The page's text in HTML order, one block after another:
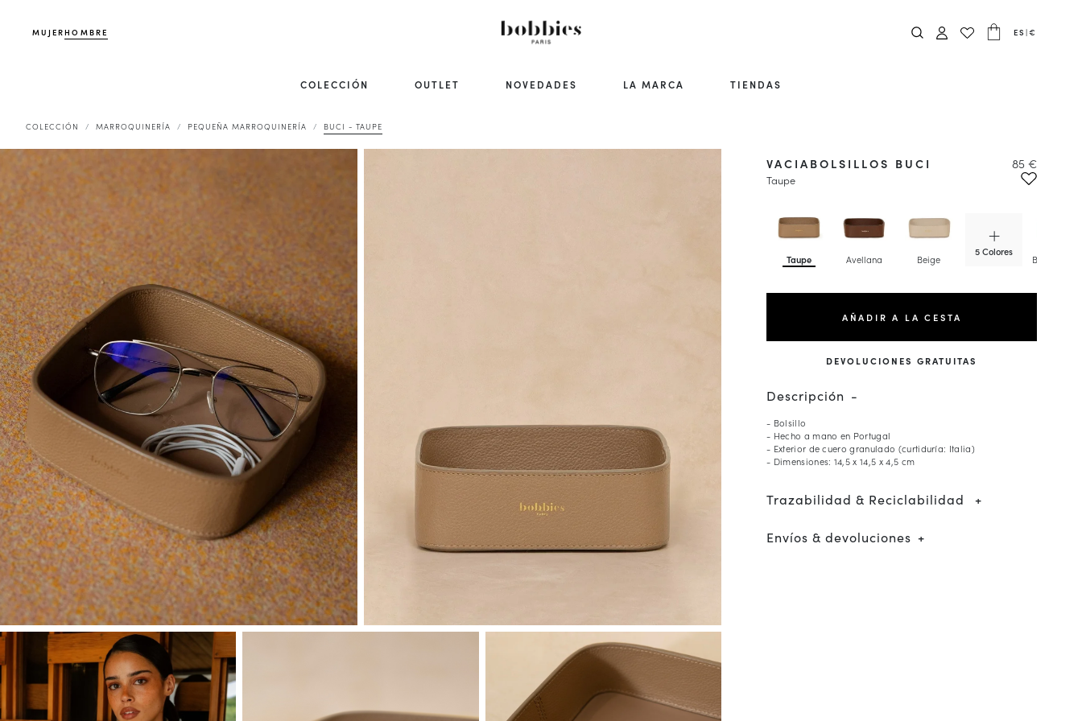
MUJERHOMBRE ES |€
COLECCIÓN OUTLET NOVEDADES LA MARCA TIENDAS
COLECCIÓN MARROQUINERÍA PEQUEÑA MARROQUINERÍA BUCI - TAUPE
Taupe Avellana Beige
5 Colores
Bleu
VACIABOLSILLOS BUCI
Taupe
85 €
AÑADIR A LA CESTA
DEVOLUCIONES GRATUITAS
Descripción
- Bolsillo
- Hecho a mano en Portugal
- Exterior de cuero granulado (curtiduría: Italia)
- Dimensiones: 14,5 x 14,5 x 4,5 cm
Trazabilidad & Reciclabilidad
Envíos & devoluciones